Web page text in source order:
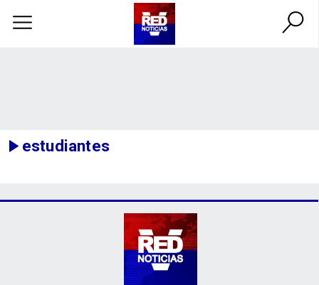
estudiantes